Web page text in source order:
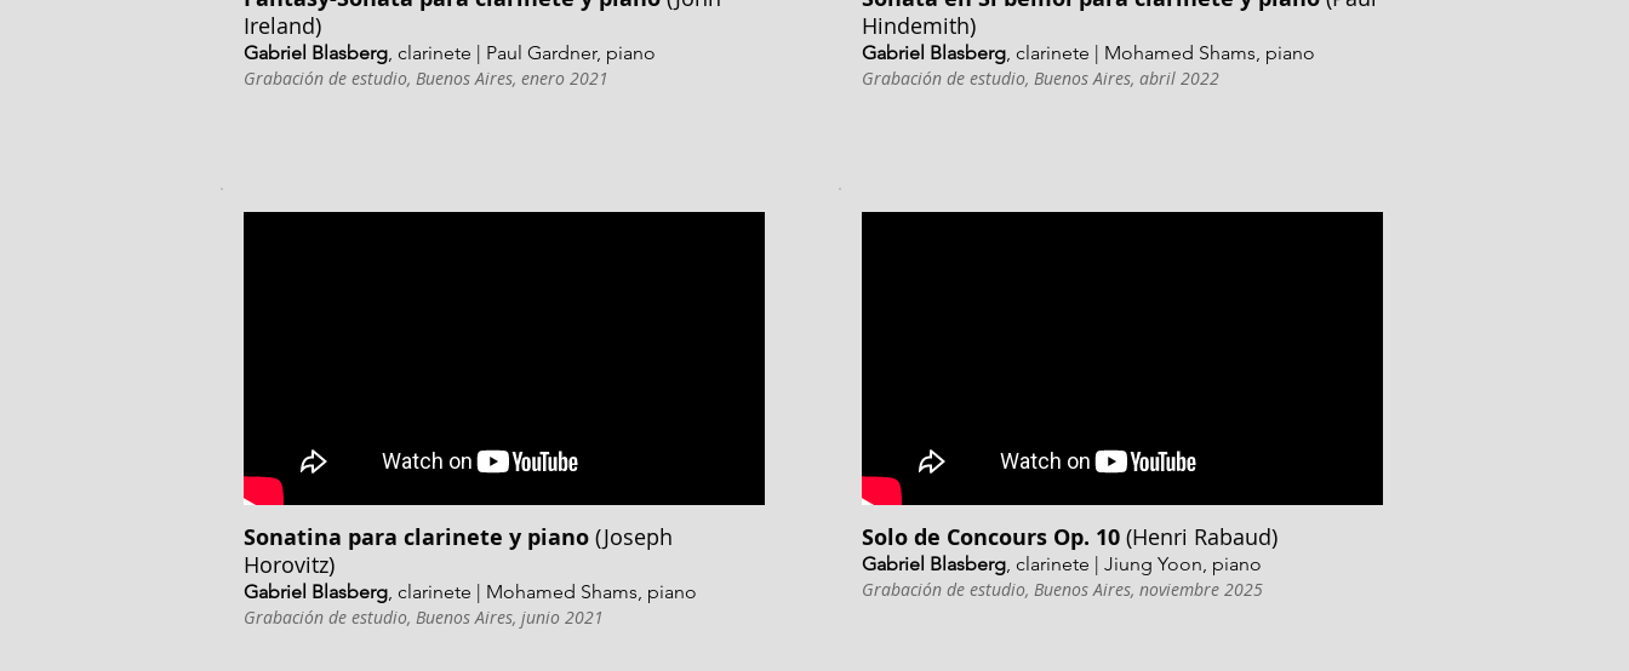
Ireland)
Gabriel Blasberg, clarinete | Paul Gardner, piano
Grabación de estudio, Buenos Aires, enero 2021
Hindemith)
Gabriel Blasberg, clarinete | Mohamed Shams, piano
Grabación de estudio, Buenos Aires, abril 2022
Sonatina para clarinete y piano (Joseph
Horovitz)
Gabriel Blasberg, clarinete | Mohamed Shams, piano
Grabación de estudio, Buenos Aires, junio 2021
Solo de Concours Op. 10 (Henri Rabaud)
Gabriel Blasberg, clarinete | Jiung Yoon, piano
Grabación de estudio, Buenos Aires, noviembre 2025